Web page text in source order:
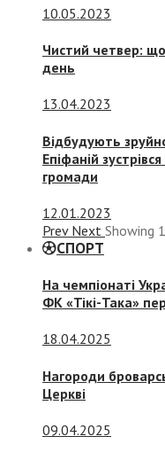
10.05.2023
Чистий четвер:
день
13.04.2023
Відбудують
Епіфаній
громади
12.01.2023
Prev Next Showing 1
СПОРТ
На чемпіонаті
ФК «Тікі-Така»
18.04.2025
Нагороди
Церкві
09.04.2025